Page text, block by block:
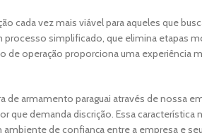
cada vez mais viável para aqueles que
simplificado, que elimina etapas
operação proporciona uma experiência
armamento paraguai através de nossa
demanda discrição. Essa característica
de confiança entre a empresa e